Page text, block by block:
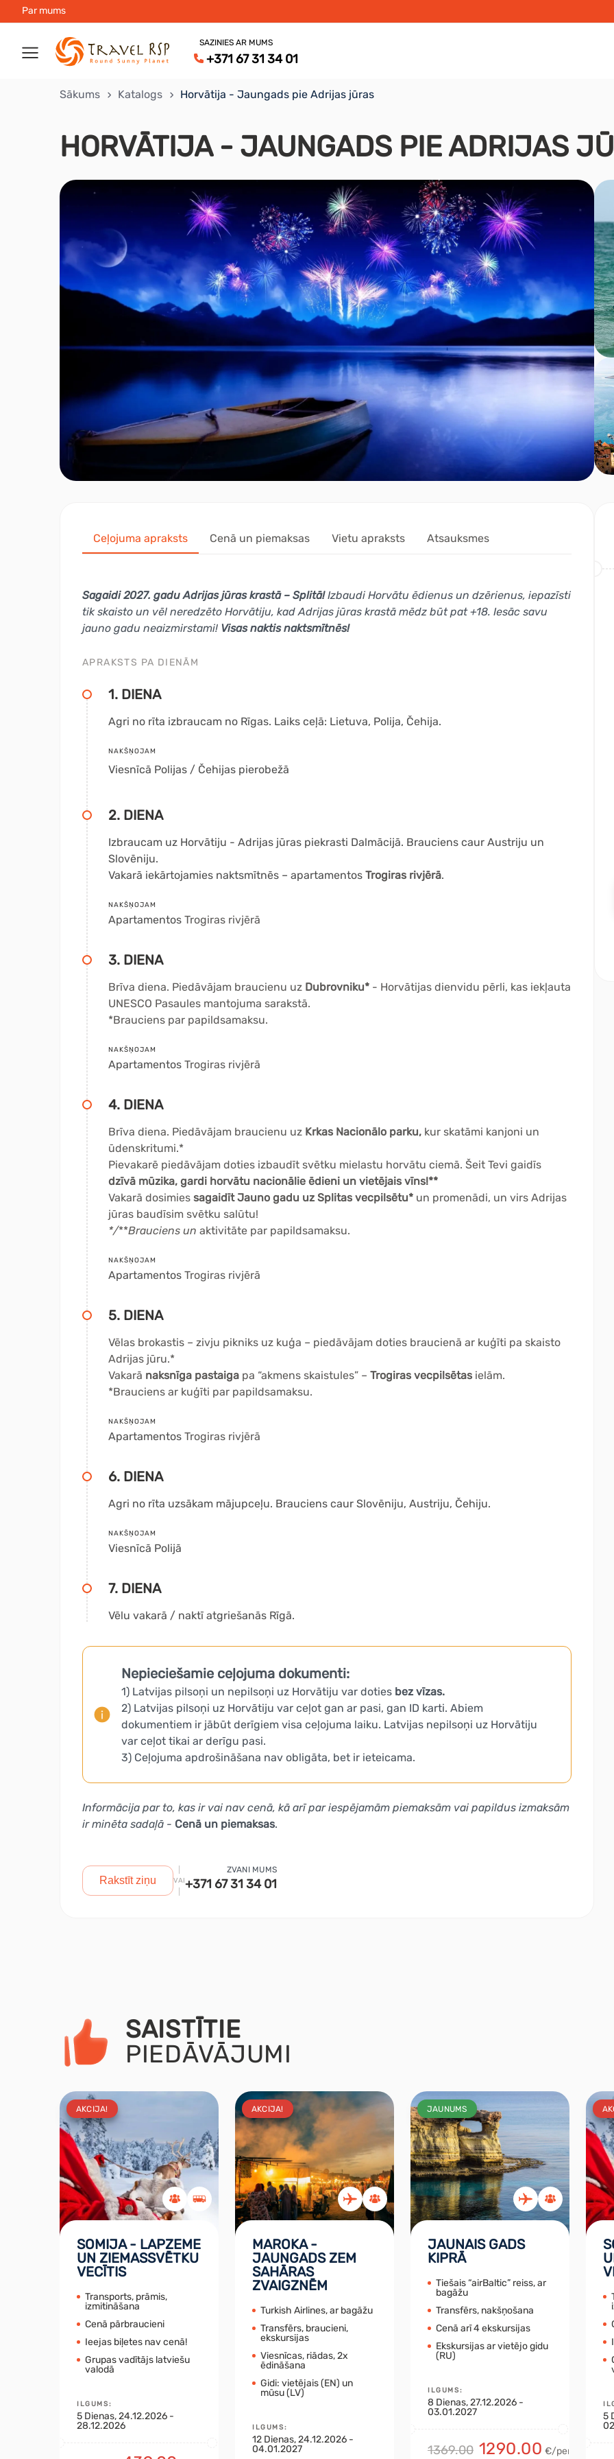
Par mums
SAZINIES AR MUMS
+371 67 31 34 01
Sākums Katalogs Horvātija - Jaungads pie Adrijas jūras
HORVĀTIJA - JAUNGADS PIE ADRIJAS
Ceļojuma apraksts Cenā un piemaksas Vietu apraksts Atsauksmes
Sagaidi 2027. gadu Adrijas jūras krastā – Splitā!Izbaudi Horvātu ēdienus un dzērienus, iepazīsti
tik skaisto un vēl neredzēto Horvātiju, kad Adrijas jūras krastā mēdz būt pat +18. Iesāc savu
jauno gadu neaizmirstami! Visas naktis naktsmītnēs!
APRAKSTS PA DIENĀM
1. DIENA
Agri no rīta izbraucam no Rīgas. Laiks ceļā: Lietuva, Polija, Čehija.
NAKŠŅOJAM
Viesnīcā Polijas / Čehijas pierobežā
2. DIENA
Izbraucam uz Horvātiju - Adrijas jūras piekrasti Dalmācijā. Brauciens caur Austriju un
Slovēniju.
Vakarā iekārtojamies naktsmītnēs – apartamentos Trogiras rivjērā.
NAKŠŅOJAM
Apartamentos Trogiras rivjērā
3. DIENA
Brīva diena. Piedāvājam braucienu uz Dubrovniku* - Horvātijas dienvidu pērli, kas iekļauta
UNESCO Pasaules mantojuma sarakstā.
*Brauciens par papildsamaksu.
NAKŠŅOJAM
Apartamentos Trogiras rivjērā
4. DIENA
Brīva diena. Piedāvājam braucienu uz Krkas Nacionālo parku, kur skatāmi kanjoni un
ūdenskritumi.*
Pievakarē piedāvājam doties izbaudīt svētku mielastu horvātu ciemā. Šeit Tevi gaidīs
dzīvā mūzika, gardi horvātu nacionālie ēdieni un vietējais vīns!**
Vakarā dosimies sagaidīt Jauno gadu uz Splitas vecpilsētu* un promenādi, un virs Adrijas
jūras baudīsim svētku salūtu!
*/**Brauciens un aktivitāte par papildsamaksu.
NAKŠŅOJAM
Apartamentos Trogiras rivjērā
5. DIENA
Vēlas brokastis – zivju pikniks uz kuģa – piedāvājam doties braucienā ar kuģīti pa skaisto
Adrijas jūru.*
Vakarā naksnīga pastaiga pa “akmens skaistules” – Trogiras vecpilsētas ielām.
*Brauciens ar kuģīti par papildsamaksu.
NAKŠŅOJAM
Apartamentos Trogiras rivjērā
6. DIENA
Agri no rīta uzsākam mājupceļu. Brauciens caur Slovēniju, Austriju, Čehiju.
NAKŠŅOJAM
Viesnīcā Polijā
7. DIENA
Vēlu vakarā / naktī atgriešanās Rīgā.
Nepieciešamie ceļojuma dokumenti:
1) Latvijas pilsoņi un nepilsoņi uz Horvātiju var doties bez vīzas.
2) Latvijas pilsoņi uz Horvātiju var ceļot gan ar pasi, gan ID karti. Abiem
dokumentiem ir jābūt derīgiem visa ceļojuma laiku. Latvijas nepilsoņi uz Horvātiju
var ceļot tikai ar derīgu pasi.
3) Ceļojuma apdrošināšana nav obligāta, bet ir ieteicama.
Informācija par to, kas ir vai nav cenā, kā arī par iespējamām piemaksām vai papildus izmaksām
ir minēta sadaļā - Cenā un piemaksas.
Rakstīt ziņu VAI
ZVANI MUMS
+371 67 31 34 01
SAISTĪTIE
PIEDĀVĀJUMI
AKCIJA!
SOMIJA - LAPZEME
UN ZIEMASSVĒTKU
VECĪTIS
Transports, prāmis,
izmitināšana
Cenā pārbraucieni
Ieejas biļetes nav cenā!
Grupas vadītājs latviešu
valodā
ILGUMS:
5 Dienas, 24.12.2026 -
28.12.2026
AKCIJA!
MAROKA -
JAUNGADS ZEM
SAHĀRAS
ZVAIGZNĒM
Turkish Airlines, ar bagāžu
Transfērs, braucieni,
ekskursijas
Viesnīcas, riādas, 2x
ēdināšana
Gidi: vietējais (EN) un
mūsu (LV)
ILGUMS:
12 Dienas, 24.12.2026 -
04.01.2027
JAUNUMS
JAUNAIS GADS
KIPRĀ
Tiešais “airBaltic” reiss, ar
bagāžu
Transfērs, nakšņošana
Cenā arī 4 ekskursijas
Ekskursijas ar vietējo gidu
(RU)
ILGUMS:
8 Dienas, 27.12.2026 -
03.01.2027
1369.00 1290.00 €/pers
5